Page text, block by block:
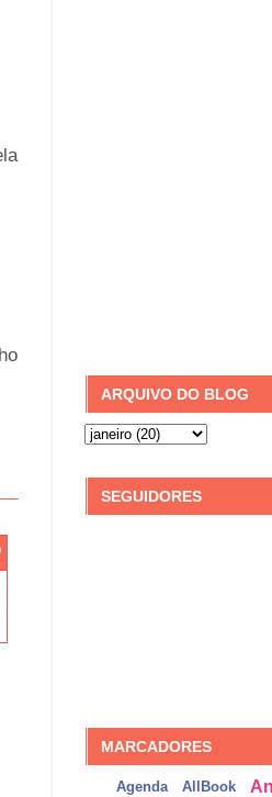
ARQUIVO DO BLOG
SEGUIDORES
MARCADORES
Agenda AllBook